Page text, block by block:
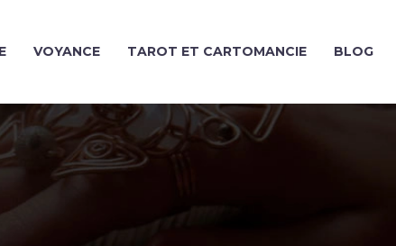
VOYANCE TAROT ET CARTOMANCIE BLOG